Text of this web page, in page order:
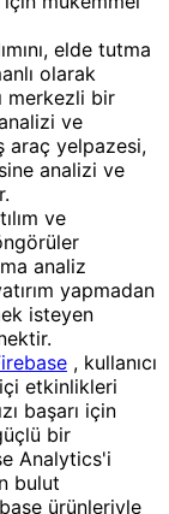
elde tutma
olarak
merkezli bir
ve
araç yelpazesi,
analizi ve
ve
analiz
yapmadan
isteyen
, kullanıcı
içi etkinlikleri
başarı için
bir
Analytics'i
bulut
ürünleriyle